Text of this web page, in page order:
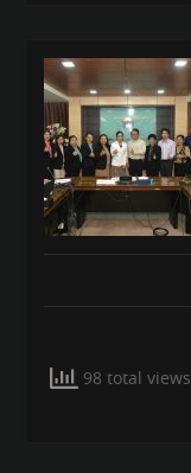
98 total views